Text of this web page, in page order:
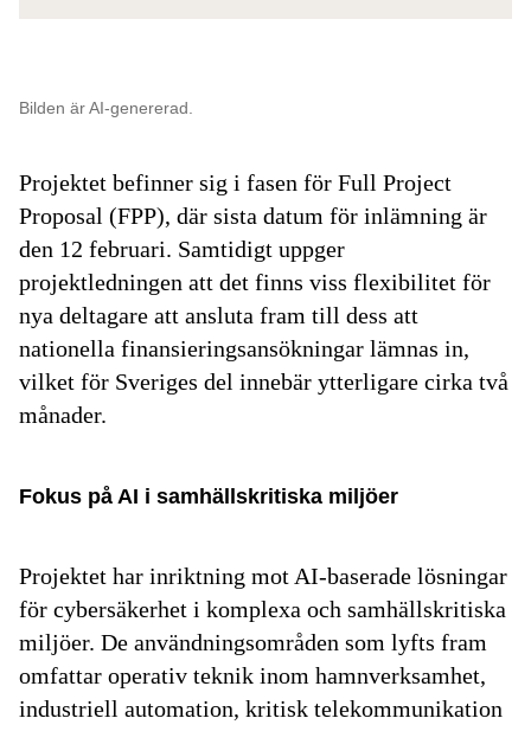
Bilden är AI-genererad.
Projektet befinner sig i fasen för Full Project
Proposal (FPP), där sista datum för inlämning är
den 12 februari. Samtidigt uppger
projektledningen att det finns viss flexibilitet för
nya deltagare att ansluta fram till dess att
nationella finansieringsansökningar lämnas in,
vilket för Sveriges del innebär ytterligare cirka två
månader.
Fokus på AI i samhällskritiska miljöer
Projektet har inriktning mot AI-baserade lösningar
för cybersäkerhet i komplexa och samhällskritiska
miljöer. De användningsområden som lyfts fram
omfattar operativ teknik inom hamnverksamhet,
industriell automation, kritisk telekommunikation